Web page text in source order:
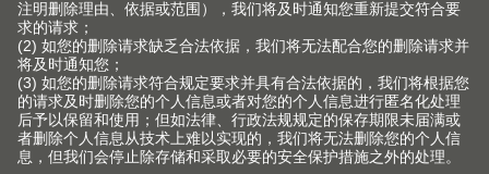
在各种柜体上的应用
加工工具
常见问题
可持续性
Compliance
培训
展会
媒体
联系我们的销售
工厂
Blum 百隆展厅
展厅
版权声明
Blum-Inspirations
登录E-SERVICES 电子化服务
V1套装订购手册